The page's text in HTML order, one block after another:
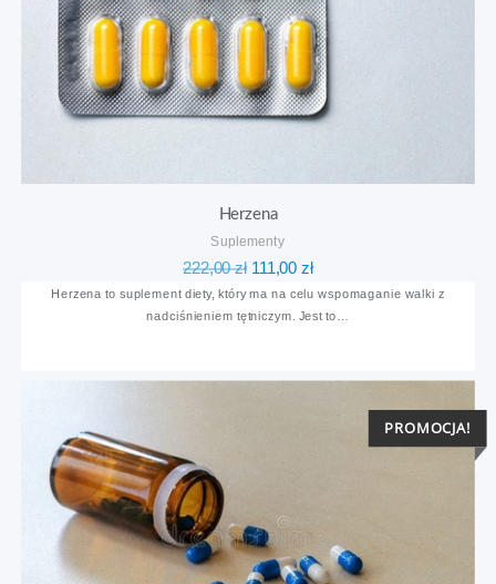
Herzena
Suplementy
222,00zł Pierwotna
cena
wynosiła:
111,00złAktualna
cena
wynosi:
Herzena to suplement diety, który ma na celu wspomaganie walki z
nadciśnieniem tętniczym. Jest to…
PROMOCJA!